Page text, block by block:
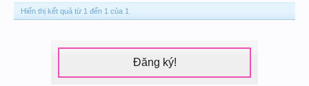
Hiển thị kết quả từ 1 đến 1 của 1
Đăng ký!